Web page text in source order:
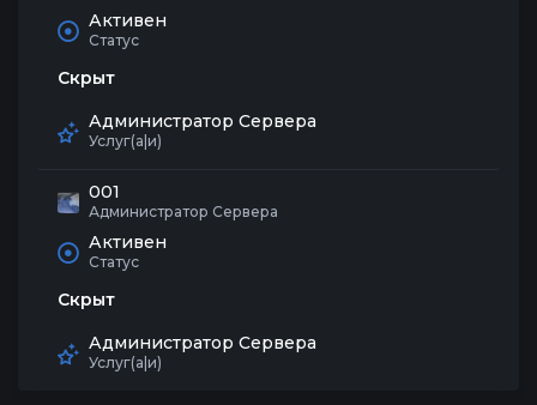
Активен
Статус
Скрыт
Администратор Сервера
Услуг(а|и)
001
Администратор Сервера
Активен
Статус
Скрыт
Администратор Сервера
Услуг(а|и)